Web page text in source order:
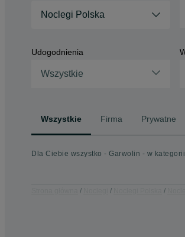
Noclegi Polska
Udogodnienia
Wszystkie
Wszystkie Firma Prywatne
Dla Ciebie wszystko - Garwolin - w